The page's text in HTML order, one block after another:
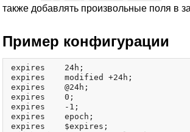
также добавлять произвольные поля в
Пример конфигурации
expires    24h;
expires    modified +24h;
expires    @24h;
expires    0;
expires    -1;
expires    epoch;
expires    $expires;